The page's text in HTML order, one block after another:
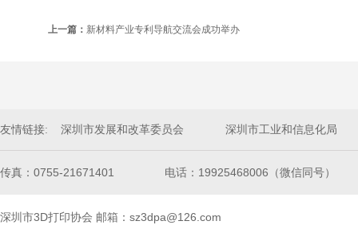
上一篇： 新材料产业专利导航交流会成功举办
友情链接: 深圳市发展和改革委员会 深圳市工业和信息化局
传真：0755-21671401 电话：19925468006（微信同号）
深圳市3D打印协会 邮箱：sz3dpa@126.com